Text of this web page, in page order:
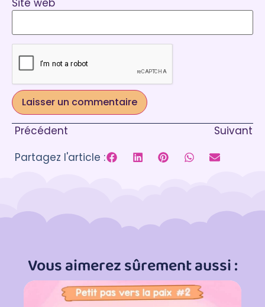
Site web
Précédent
Suivant
Partagez l'article :
Vous aimerez sûrement aussi :